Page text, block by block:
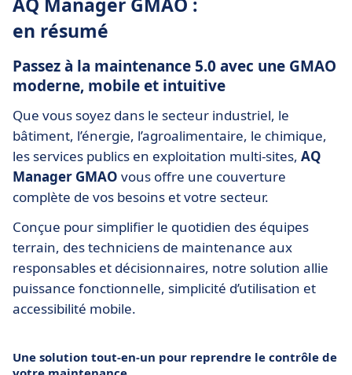
en résumé
Passez à la maintenance 5.0 avec une GMAO
moderne, mobile et intuitive
Que vous soyez dans le secteur industriel, le
bâtiment, l’énergie, l’agroalimentaire, le chimique,
les services publics en exploitation multi-sites, AQ
Manager GMAO vous offre une couverture
complète de vos besoins et votre secteur.
Conçue pour simplifier le quotidien des équipes
terrain, des techniciens de maintenance aux
responsables et décisionnaires, notre solution allie
puissance fonctionnelle, simplicité d’utilisation et
accessibilité mobile.
Une solution tout-en-un pour reprendre le contrôle de